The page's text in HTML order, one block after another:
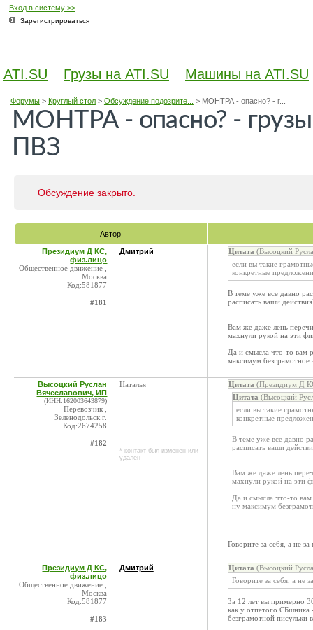
Вход в систему >>
Зарегистрироваться
ATI.SU Грузы на ATI.SU Машины на ATI.SU
Форумы> Круглый стол> Обсуждение подозрите... > МОНТРА - опасно? - г...
МОНТРА - опасно? -
ПВЗ
Обсуждение закрыто.
Автор
Президиум Д КС,
физ.лицо
Общественное движение ,
Москва
Код:581877
#181
Дмитрий Цитата (Высоцкий
если вы такие
конкретные
В теме уже все давно
расписать ваши
Вам же даже лень
махнули рукой на эти
Да и смысла что-то вам
максимум
Высоцкий Руслан
Вячеславович, ИП
(ИНН:162003643879)
Перевозчик ,
Зеленодольск г.
Код:2674258
#182
Наталья
* контакт был изменен или
удален
Цитата (Президиум Д
Цитата (Высоцкий
если вы такие
конкретные
В теме уже все давно
расписать ваши
Вам же даже лень
махнули рукой на эти
Да и смысла что-то
ну максимум
Говорите за себя, а не
Президиум Д КС,
физ.лицо
Общественное движение ,
Москва
Код:581877
#183
Дмитрий Цитата (Высоцкий
Говорите за себя, а не
За 12 лет вы примерно
как у отпетого
безграмотной писульки